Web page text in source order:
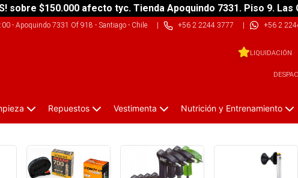
sobre $150.000 afecto tyc. Tienda Apoquindo 7331. Piso 9. Las
- Apoquindo 7331 Of 918 - Santiago - Chile| +56 2 2244 3777 | +56 2
LIQUIDACIÓN
Repuestos Vestimenta Nutrición y Entrenamiento